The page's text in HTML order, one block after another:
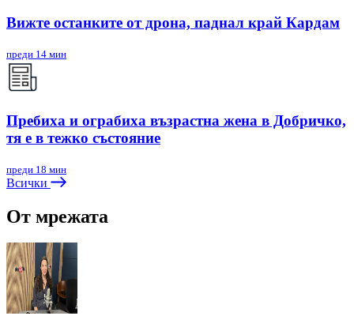
Вижте останките от дрона, паднал край Кардам
преди 14 мин
Пребиха и ограбиха възрастна жена в Добричко,
тя е в тежко състояние
преди 18 мин
Всички
От мрежата